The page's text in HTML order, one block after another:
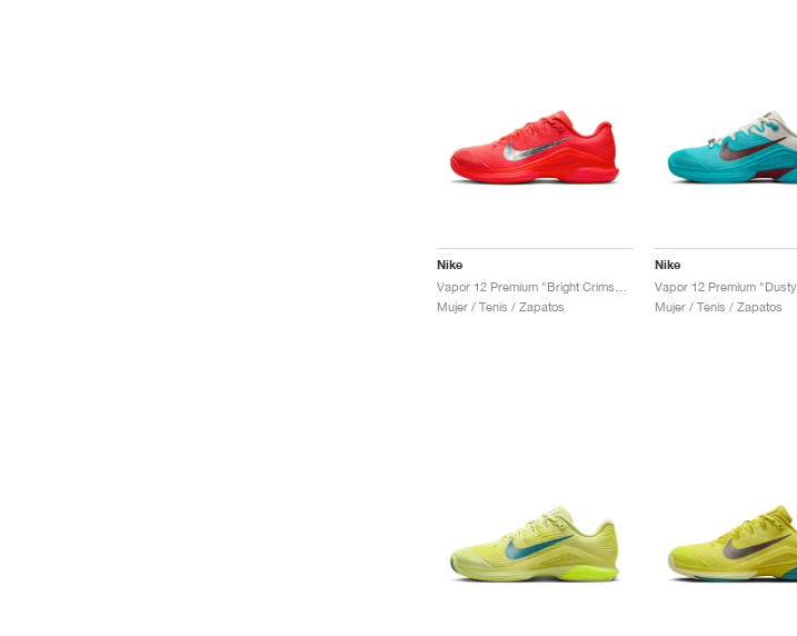
Nike
Mujer / Tenis / Zapatos
Nike
Mujer / Tenis / Zapatos